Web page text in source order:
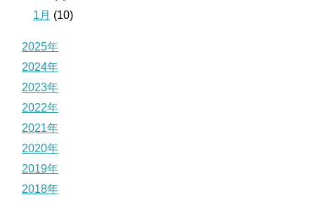
1月 (10)
2025年
2024年
2023年
2022年
2021年
2020年
2019年
2018年